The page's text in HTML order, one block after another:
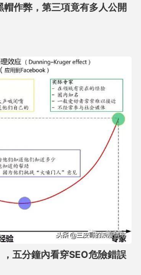
作弊，第三項竟有多人公開
五分鐘內看穿SEO危險錯誤